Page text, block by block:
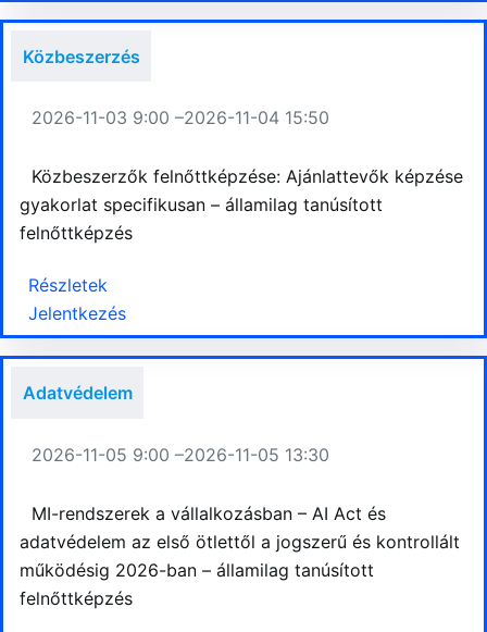
Közbeszerzés
2026-11-03 9:00 –2026-11-04 15:50
Közbeszerzők felnőttképzése: Ajánlattevők képzése
gyakorlat specifikusan – államilag tanúsított
felnőttképzés
Részletek
Jelentkezés
Adatvédelem
2026-11-05 9:00 –2026-11-05 13:30
MI-rendszerek a vállalkozásban – AI Act és
adatvédelem az első ötlettől a jogszerű és kontrollált
működésig 2026-ban – államilag tanúsított
felnőttképzés